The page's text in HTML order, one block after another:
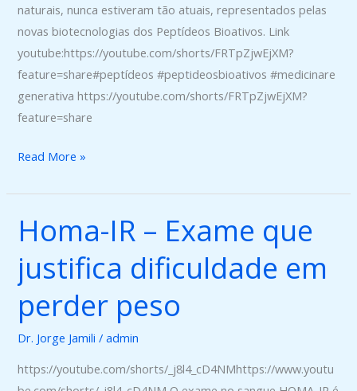
naturais, nunca estiveram tão atuais, representados pelas
novas biotecnologias dos Peptídeos Bioativos. Link
youtube:https://youtube.com/shorts/FRTpZjwEjXM?
feature=share#peptídeos #peptideosbioativos #medicinare
generativa https://youtube.com/shorts/FRTpZjwEjXM?
feature=share
Read More »
Homa-IR – Exame que
justifica dificuldade em
perder peso
Dr. Jorge Jamili /admin
https://youtube.com/shorts/_j8l4_cD4NMhttps://www.youtu
Homa-
IR
–
Exame
que
dificuldade
em